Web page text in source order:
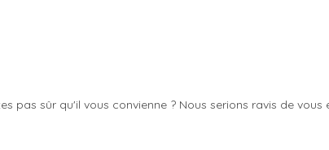
pas sûr qu'il vous convienne ? Nous serions ravis de